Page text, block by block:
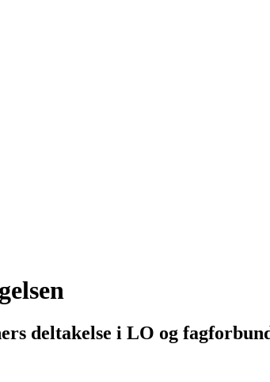
deltakelse i LO og